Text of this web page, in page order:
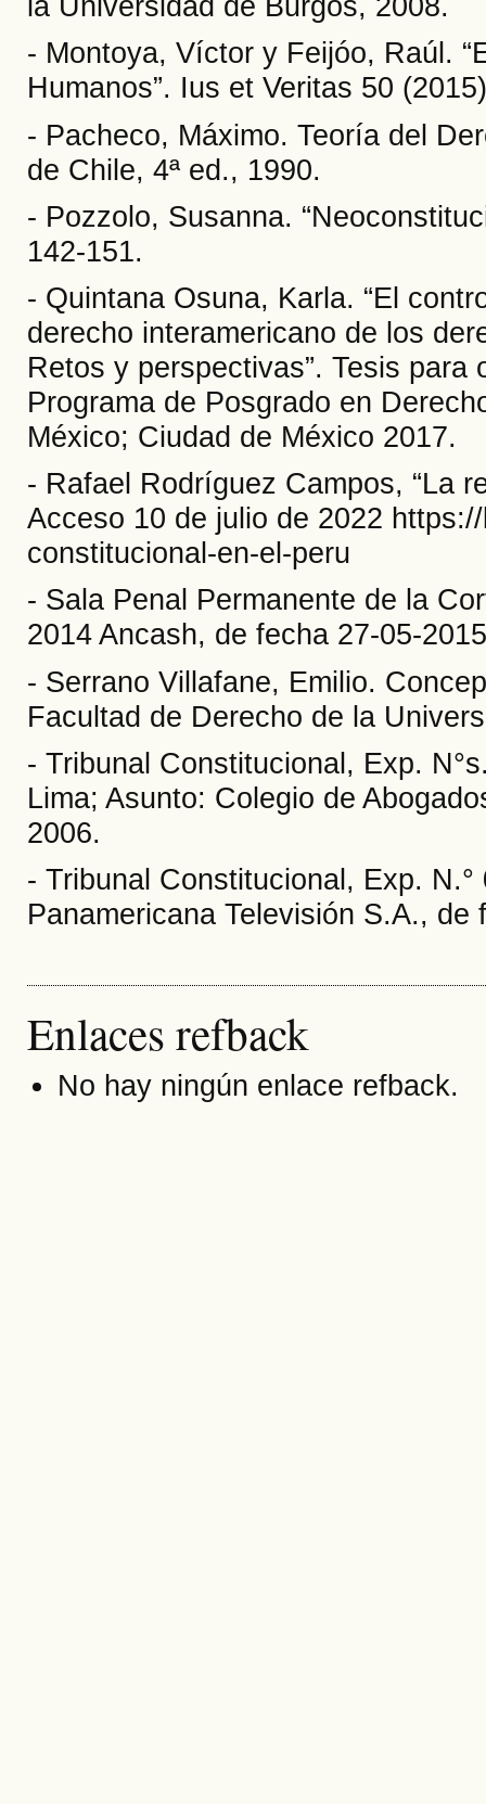
- Montoya, Víctor y Feijóo, Raúl.
Humanos”. Ius et Veritas 50
- Pacheco, Máximo. Teoría del
de Chile, 4ª ed., 1990.
- Pozzolo, Susanna.
142-151.
- Quintana Osuna, Karla. “El
derecho interamericano de los
Retos y perspectivas”. Tesis
Programa de Posgrado en
México; Ciudad de México 2017.
- Rafael Rodríguez Campos, “La
Acceso 10 de julio de 2022
constitucional-en-el-peru
- Sala Penal Permanente de la
2014 Ancash, de fecha 27-05-
- Serrano Villafane, Emilio.
Facultad de Derecho de la
- Tribunal Constitucional, Exp.
Lima; Asunto: Colegio de
2006.
- Tribunal Constitucional, Exp.
Panamericana Televisión S.A., de
Enlaces refback
No hay ningún enlace refback.